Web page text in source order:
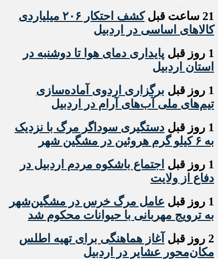
21 ساعت قبل
کشف احتکار ۲۰۶ میلیاردی
کالاهای اساسی در اردبیل
1 روز قبل
پایداری دمای هوا تا دوشنبه در
استان اردبیل
1 روز قبل
برگزاری اردوی آماده‌سازی
تیم‌های ملی آب‌های آرام در اردبیل
1 روز قبل
دستگیری سوداگر مرگ با نزدیک
به ۶ کیلو گرم هروئین در مشگین شهر
1 روز قبل
اجتماع باشکوه مردم اردبیل در
دفاع از ولایت
1 روز قبل
عامل مرگ خرس در مشگین‌شهر
به ترویج مهربانی با حیوانات محکوم شد
2 روز قبل
آغاز هماهنگی برای تهیه اطلس
مکان‌محور عشایر در اردبیل